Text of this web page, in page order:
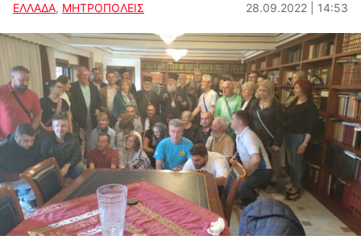
ΕΛΛΑΔΑ, ΜΗΤΡΟΠΟΛΕΙΣ 28.09.2022 | 14:53